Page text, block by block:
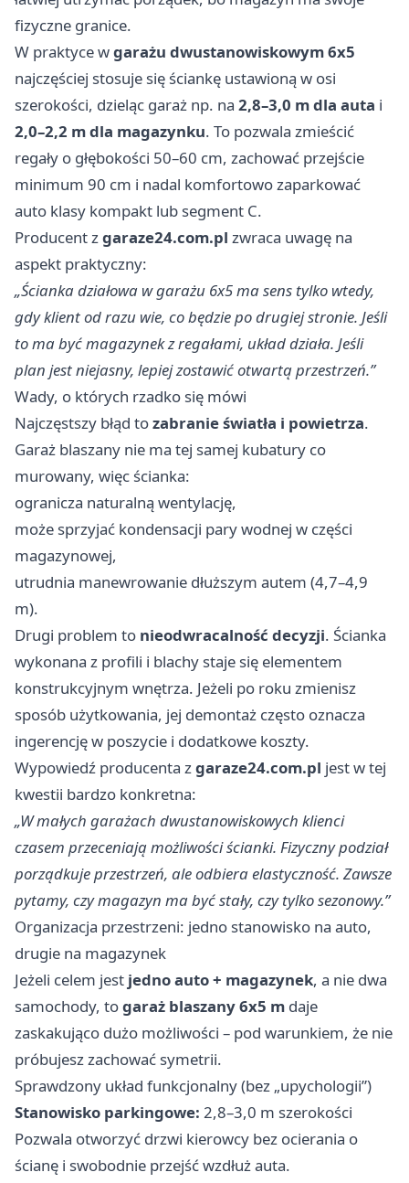
fizyczne granice.
W praktyce wgarażu dwustanowiskowym 6x5
najczęściej stosuje się ściankę ustawioną w osi
szerokości, dzieląc garaż np. na 2,8–3,0 m dla auta i
2,0–2,2 m dla magazynku. To pozwala zmieścić
regały o głębokości 50–60 cm, zachować przejście
minimum 90 cm i nadal komfortowo zaparkować
auto klasy kompakt lub segment C.
Producent zgaraze24.com.pl zwraca uwagę na
aspekt praktyczny:
„Ścianka działowa w garażu 6x5 ma sens tylko wtedy,
gdy klient od razu wie, co będzie po drugiej stronie. Jeśli
to ma być magazynek z regałami, układ działa. Jeśli
plan jest niejasny, lepiej zostawić otwartą przestrzeń.”
Wady, o których rzadko się mówi
Najczęstszy błąd tozabranie światła i powietrza.
Garaż blaszany nie ma tej samej kubatury co
murowany, więc ścianka:
ogranicza naturalną wentylację,
może sprzyjać kondensacji pary wodnej w części
magazynowej,
utrudnia manewrowanie dłuższym autem (4,7–4,9
m).
Drugi problem to nieodwracalność decyzji. Ścianka
wykonana z profili i blachy staje się elementem
konstrukcyjnym wnętrza. Jeżeli po roku zmienisz
sposób użytkowania, jej demontaż często oznacza
ingerencję w poszycie i dodatkowe koszty.
Wypowiedź producenta zgaraze24.com.pl jest w tej
kwestii bardzo konkretna:
„W małych garażach dwustanowiskowych klienci
czasem przeceniają możliwości ścianki. Fizyczny podział
porządkuje przestrzeń, ale odbiera elastyczność. Zawsze
pytamy, czy magazyn ma być stały, czy tylko sezonowy.”
Organizacja przestrzeni: jedno stanowisko na auto,
drugie na magazynek
Jeżeli celem jest jedno auto + magazynek, a nie dwa
samochody, togaraż blaszany 6x5 m daje
zaskakująco dużo możliwości – pod warunkiem, że nie
próbujesz zachować symetrii.
Sprawdzony układ funkcjonalny (bez „upychologii”)
Stanowisko parkingowe: 2,8–3,0 m szerokości
Pozwala otworzyć drzwi kierowcy bez ocierania o
ścianę i swobodnie przejść wzdłuż auta.